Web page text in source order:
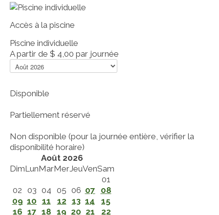
Accès à la piscine
Piscine individuelle
A partir de $ 4,00 par journée
Disponible
Partiellement réservé
Non disponible (pour la journée entière, vérifier la
disponibilité horaire)
Août 2026
DimLunMarMerJeuVenSam
01
02 03 04 05 06 07
08
09 10 11 12 13 14
15
16 17 18 19 20 21
22